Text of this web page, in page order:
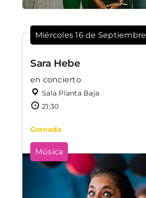
Miércoles 16 de Septiembre
Sara Hebe
en concierto
Sala Planta Baja
21:30
Granada
Música